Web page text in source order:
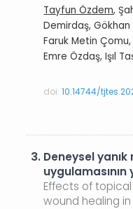
Tayfun Özdem,
Demirdaş, Gökhan
Faruk Metin
Emre Özdaş, Işıl
doi:10.14744/
3. Deneysel
Effects of topical
wound healing